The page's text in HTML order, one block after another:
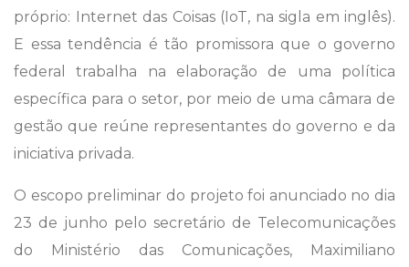
próprio: Internet das Coisas (IoT, na sigla em inglês).
E essa tendência é tão promissora que o governo
federal trabalha na elaboração de uma política
específica para o setor, por meio de uma câmara de
gestão que reúne representantes do governo e da
iniciativa privada.
O escopo preliminar do projeto foi anunciado no dia
23 de junho pelo secretário de Telecomunicações
do Ministério das Comunicações, Maximiliano